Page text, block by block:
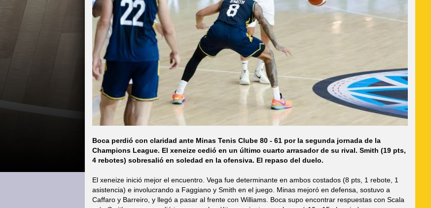
Boca perdió con claridad ante Minas Tenis Clube 80 - 61 por la segunda jornada de la
Champions League. El xeneize cedió en un último cuarto arrasador de su rival. Smith (19 pts,
4 rebotes) sobresalió en soledad en la ofensiva. El repaso del duelo.
El xeneize inició mejor el encuentro. Vega fue determinante en ambos costados (8 pts, 1 rebote, 1
asistencia) e involucrando a Faggiano y Smith en el juego. Minas mejoró en defensa, sostuvo a
Caffaro y Barreiro, y llegó a pasar al frente con Williams. Boca supo encontrar respuestas con Scala